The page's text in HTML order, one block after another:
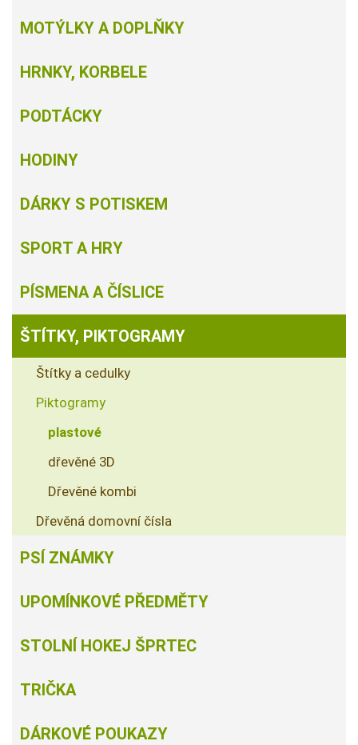
MOTÝLKY A DOPLŇKY
HRNKY, KORBELE
PODTÁCKY
HODINY
DÁRKY S POTISKEM
SPORT A HRY
PÍSMENA A ČÍSLICE
ŠTÍTKY, PIKTOGRAMY
Štítky a cedulky
Piktogramy
plastové
dřevěné 3D
Dřevěné kombi
Dřevěná domovní čísla
PSÍ ZNÁMKY
UPOMÍNKOVÉ PŘEDMĚTY
STOLNÍ HOKEJ ŠPRTEC
TRIČKA
DÁRKOVÉ POUKAZY